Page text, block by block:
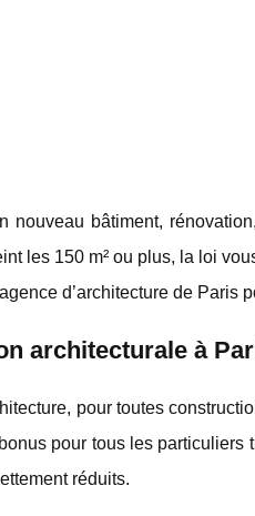
nouveau bâtiment,
les 150 m² ou plus, la loi
d’architecture de Paris
architecturale à
pour toutes
pour tous les
réduits.